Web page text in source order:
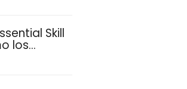
Skill
los